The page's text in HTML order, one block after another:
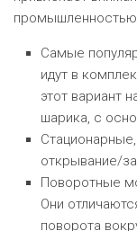
КОРОНА
ПОСТТОРГ
РАДУГА
РОДНЫ КУТ
РУБЛЕВСКИЙ
STRADIVARIUS
промышленностью
Самые
идут в
этот вариант
шарика, с
открывание/
Поворотные
Они
поворота